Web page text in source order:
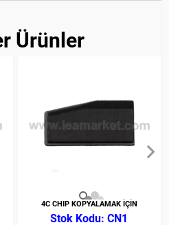
Ürünler
4C CHIP KOPYALAMAK İÇİN
CN1